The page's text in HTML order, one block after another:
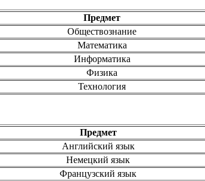
Предмет
Обществознание
Математика
Информатика
Физика
Технология
Предмет
Английский язык
Немецкий язык
Французский язык